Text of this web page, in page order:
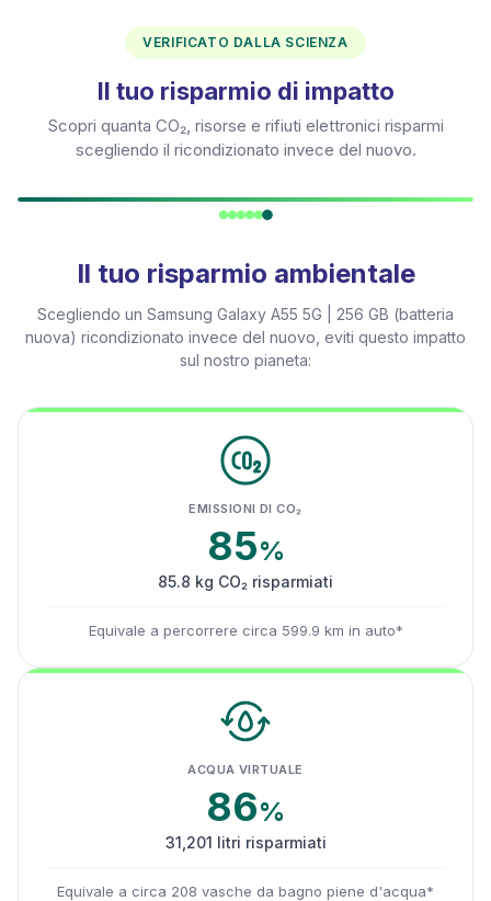
VERIFICATO DALLA SCIENZA
Il tuo risparmio di impatto
Scopri quanta CO₂, risorse e rifiuti elettronici risparmi
scegliendo il ricondizionato invece del nuovo.
Il tuo risparmio ambientale
Scegliendo un Samsung Galaxy A55 5G | 256 GB (batteria
nuova) ricondizionato invece del nuovo, eviti questo impatto
sul nostro pianeta:
EMISSIONI DI CO₂
85%
85.8 kg CO₂ risparmiati
Equivale a percorrere circa 599.9 km in auto*
ACQUA VIRTUALE
86%
31,201 litri risparmiati
Equivale a circa 208 vasche da bagno piene d'acqua*